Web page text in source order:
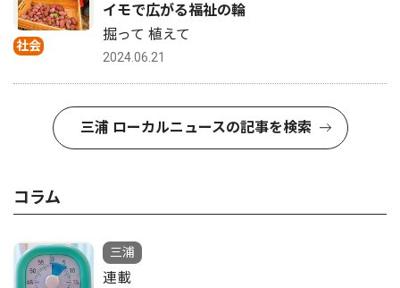
社会
イモで広がる福祉の輪
掘って 植えて
2024.06.21
三浦 ローカルニュースの記事を検索
コラム
三浦
連載